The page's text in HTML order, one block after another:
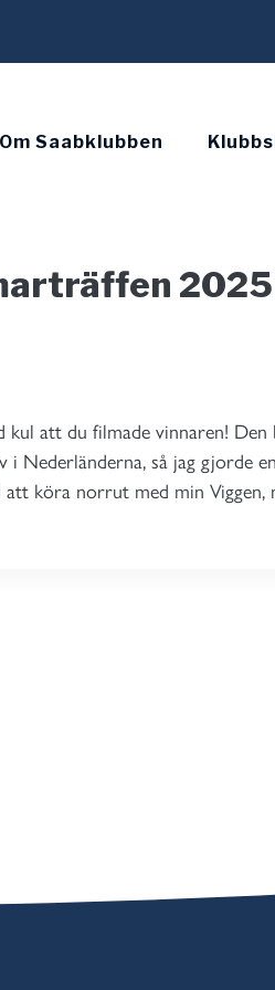
Om Saabklubben
2025
kul att du filmade vinnaren!
i Nederländerna, så jag
köra norrut med min Viggen,